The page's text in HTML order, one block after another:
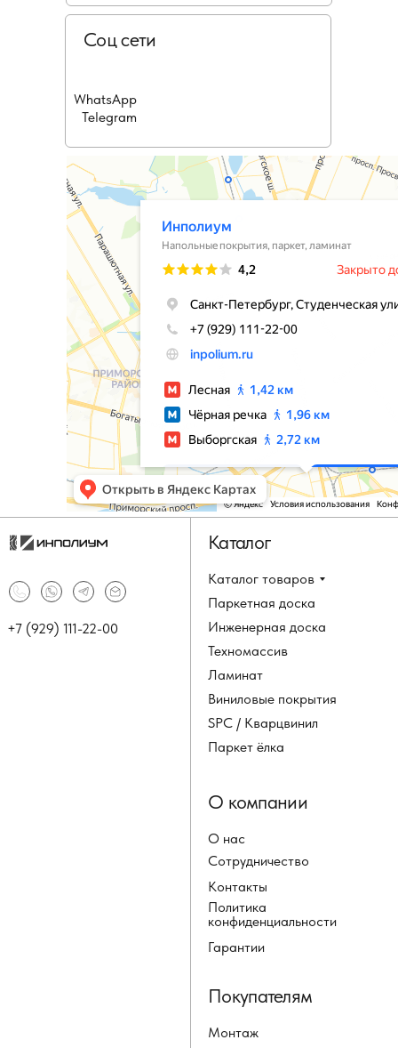
Соц сети
WhatsApp
Telegram
Каталог товаров
Паркетная доска
Инженерная доска
Техномассив
+7 (929) 111-22-00
Каталог
Ламинат
Виниловые покрытия
SPC / Кварцвинил
Паркет ёлка
О нас
Сотрудничество
Контакты
Политика
конфиденциальности
О компании
Монтаж
Покупателям
Гарантии